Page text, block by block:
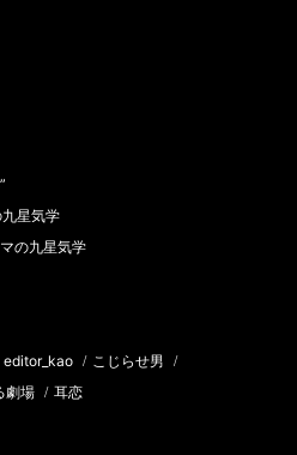
九星気学
の九星気学
editor_kao / こじらせ男 /
劇場 / 耳恋